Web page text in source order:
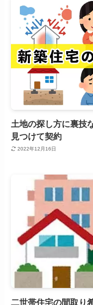
土地の探し方に裏技
見つけて契約
2022年12月16日
二世帯住宅の間取り